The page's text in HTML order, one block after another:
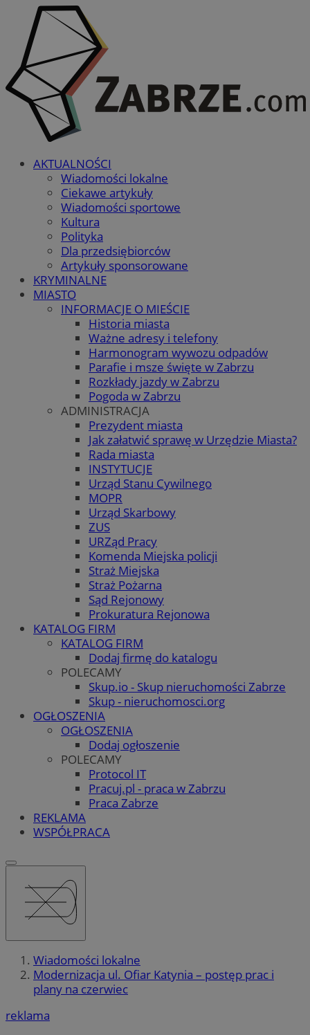
AKTUALNOŚCI
Wiadomości lokalne
Ciekawe artykuły
Wiadomości sportowe
Kultura
Polityka
Dla przedsiębiorców
Artykuły sponsorowane
KRYMINALNE
MIASTO
INFORMACJE O MIEŚCIE
Historia miasta
Ważne adresy i telefony
Harmonogram wywozu odpadów
Parafie i msze święte w Zabrzu
Rozkłady jazdy w Zabrzu
Pogoda w Zabrzu
ADMINISTRACJA
Prezydent miasta
Jak załatwić sprawę w Urzędzie Miasta?
Rada miasta
INSTYTUCJE
Urząd Stanu Cywilnego
MOPR
Urząd Skarbowy
ZUS
URZąd Pracy
Komenda Miejska policji
Straż Miejska
Straż Pożarna
Sąd Rejonowy
Prokuratura Rejonowa
KATALOG FIRM
KATALOG FIRM
Dodaj firmę do katalogu
POLECAMY
Skup.io - Skup nieruchomości Zabrze
Skup - nieruchomosci.org
OGŁOSZENIA
OGŁOSZENIA
Dodaj ogłoszenie
POLECAMY
Protocol IT
Pracuj.pl - praca w Zabrzu
Praca Zabrze
REKLAMA
WSPÓŁPRACA
Wiadomości lokalne
Modernizacja ul. Ofiar Katynia – postęp prac i
plany na czerwiec
reklama